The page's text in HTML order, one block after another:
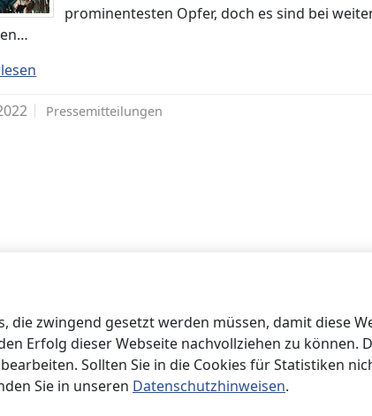
prominentesten Opfer, doch es sind bei
Pressemitteilungen
die zwingend gesetzt werden müssen, damit diese
Erfolg dieser Webseite nachvollziehen zu können.
Sollten Sie in die Cookies für Statistiken
Sie in unseren Datenschutzhinweisen.